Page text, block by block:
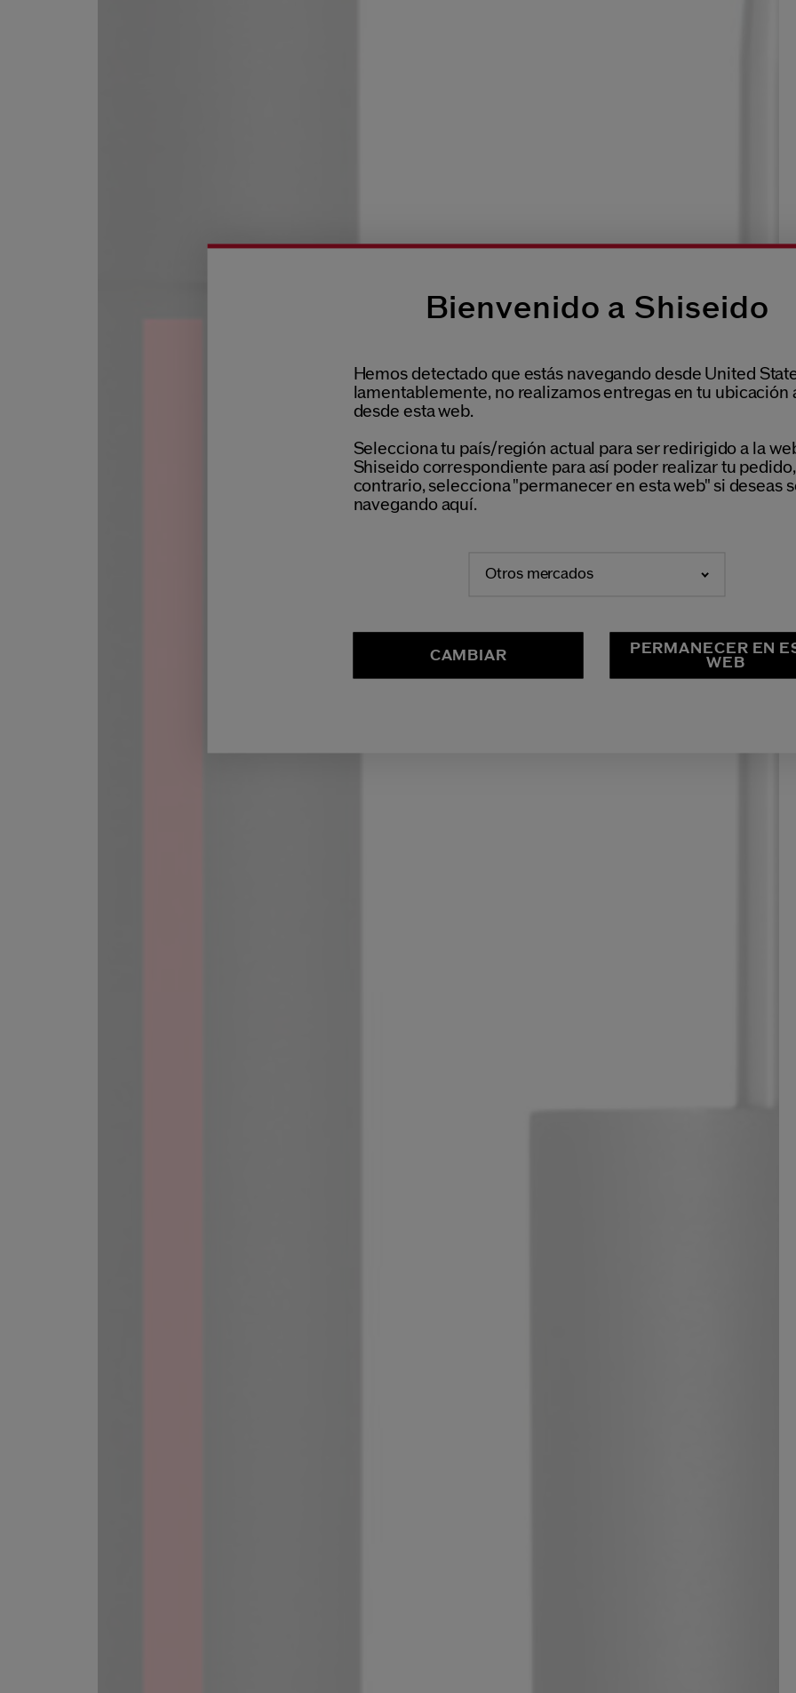
Bienvenido a Shiseido
Hemos detectado que estás navegando desde United
lamentablemente, no realizamos entregas en tu ubicación
desde esta web.
Selecciona tu país/región actual para ser redirigido a la
Shiseido correspondiente para así poder realizar tu
contrario, selecciona "permanecer en esta web" si deseas
navegando aquí.
Otros mercados
CAMBIAR
PERMANECER EN
WEB